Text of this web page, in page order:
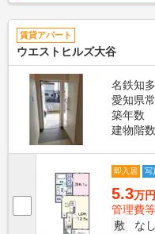
賃貸アパート
ウエストヒルズ大谷
名鉄知
愛知県
築年数
建物階数
即入居 写
5.3万円
管理費
敷
なし